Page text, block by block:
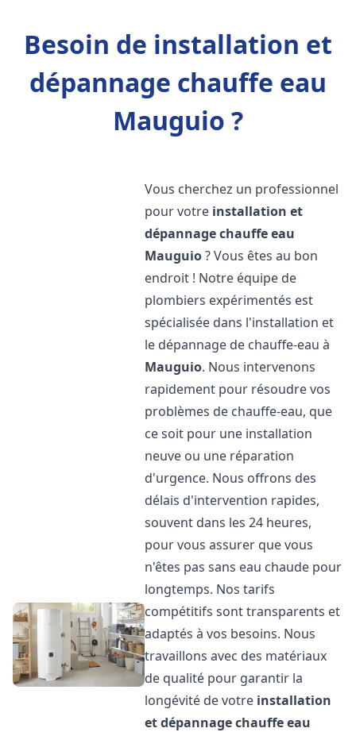
Besoin de installation et
dépannage chauffe eau
Mauguio ?
Vous cherchez un professionnel
pour votre installation et
dépannage chauffe eau
Mauguio? Vous êtes au bon
endroit ! Notre équipe de
plombiers expérimentés est
spécialisée dans l'installation et
le dépannage de chauffe-eau à
Mauguio. Nous intervenons
rapidement pour résoudre vos
problèmes de chauffe-eau, que
ce soit pour une installation
neuve ou une réparation
d'urgence. Nous offrons des
délais d'intervention rapides,
souvent dans les 24 heures,
pour vous assurer que vous
n'êtes pas sans eau chaude pour
longtemps. Nos tarifs
compétitifs sont transparents et
adaptés à vos besoins. Nous
travaillons avec des matériaux
de qualité pour garantir la
longévité de votre installation
et dépannage chauffe eau